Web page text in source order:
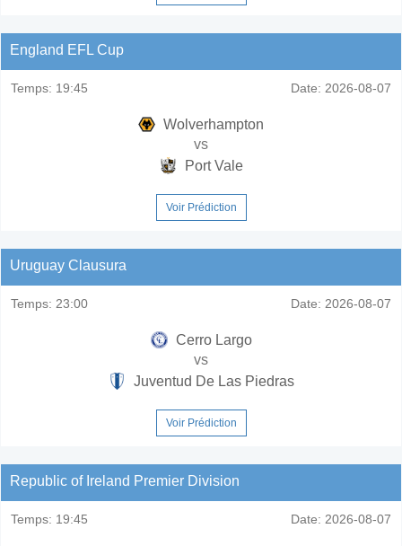
England EFL Cup
Temps: 19:45 Date: 2026-08-07
Wolverhampton
vs
Port Vale
Voir Prédiction
Uruguay Clausura
Temps: 23:00 Date: 2026-08-07
Cerro Largo
vs
Juventud De Las Piedras
Voir Prédiction
Republic of Ireland Premier Division
Temps: 19:45 Date: 2026-08-07